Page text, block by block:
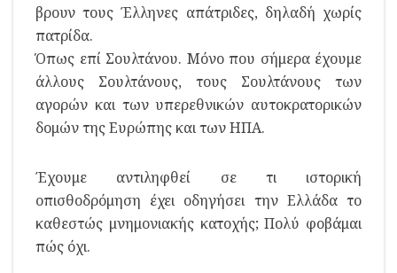
βρουν τους Έλληνες απάτριδες, δηλαδή χωρίς
πατρίδα.
Όπως επί Σουλτάνου. Μόνο που σήμερα έχουμε
άλλους Σουλτάνους, τους Σουλτάνους των
αγορών και των υπερεθνικών αυτοκρατορικών
δομών της Ευρώπης και των ΗΠΑ.
Έχουμε αντιληφθεί σε τι ιστορική
οπισθοδρόμηση έχει οδηγήσει την Ελλάδα το
καθεστώς μνημονιακής κατοχής; Πολύ φοβάμαι
πώς όχι.